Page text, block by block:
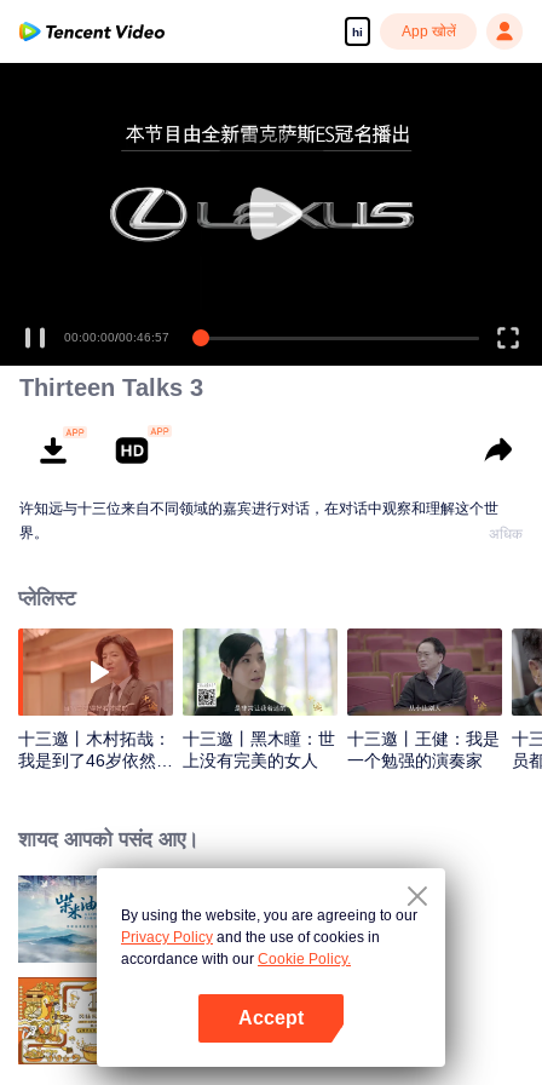
hi App खोलें
00:00:00/00:46:57
Thirteen Talks 3
许知远与十三位来自不同领域的嘉宾进行对话，在对话中观察和理解这个世
界。
अधिक
प्लेलिस्ट
十三邀丨木村拓哉：
我是到了46岁依然倾
十三邀丨黑木瞳：世
上没有完美的女人
十三邀丨王健：我是
一个勉强的演奏家
十
员
शायद आपको पसंद आए।
A Long Cherished Dream
Once Upon a Bite S2
By using the website, you are agreeing to our
Privacy Policy and the use of cookies in
accordance with our Cookie Policy.
Accept